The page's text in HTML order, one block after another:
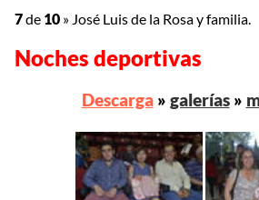
7de 10 » José Luis de la Rosa y familia.
Noches deportivas
Descarga» galerías»